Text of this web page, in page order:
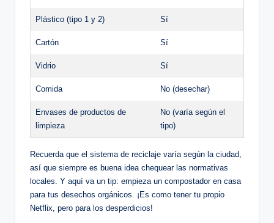
Plástico (tipo 1 y 2) Sí
Cartón Sí
Vidrio Sí
Comida No (desechar)
Envases de productos de
limpieza
No (varía según el
tipo)
Recuerda que el sistema de reciclaje varía según la ciudad,
así que siempre es buena idea chequear las normativas
locales. Y aquí va un tip: empieza un compostador en casa
para tus desechos orgánicos. ¡Es como tener tu propio
Netflix, pero para los desperdicios!